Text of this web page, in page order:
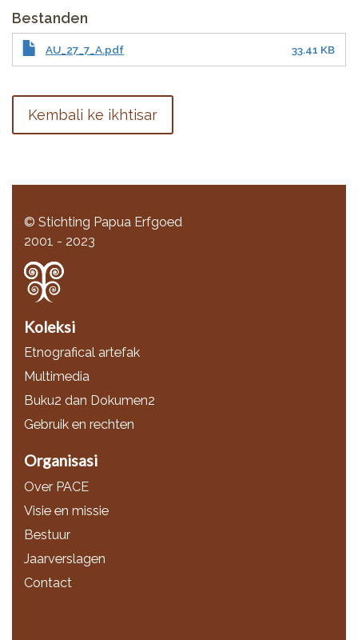
Bestanden
AU_27_7_A.pdf 33.41 KB
Kembali ke ikhtisar
© Stichting Papua Erfgoed
2001 - 2023
Koleksi
Etnografical artefak
Multimedia
Buku2 dan Dokumen2
Gebruik en rechten
Organisasi
Over PACE
Visie en missie
Bestuur
Jaarverslagen
Contact